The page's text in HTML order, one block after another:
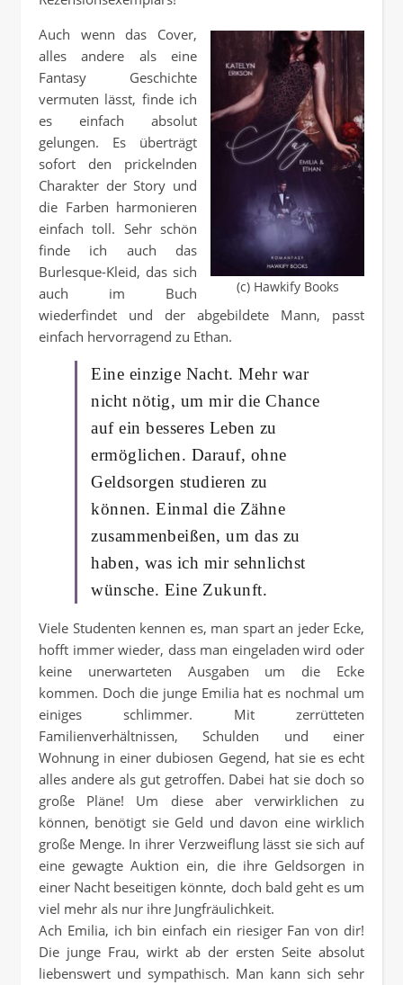
(c) Hawkify Books
Auch wenn das Cover,
alles andere als eine
Fantasy Geschichte
vermuten lässt, finde ich
es einfach absolut
gelungen. Es überträgt
sofort den prickelnden
Charakter der Story und
die Farben harmonieren
einfach toll. Sehr schön
finde ich auch das
Burlesque-Kleid, das sich
auch im Buch
wiederfindet und der abgebildete Mann, passt
einfach hervorragend zu Ethan.
Eine einzige Nacht. Mehr war
nicht nötig, um mir die Chance
auf ein besseres Leben zu
ermöglichen. Darauf, ohne
Geldsorgen studieren zu
können. Einmal die Zähne
zusammenbeißen, um das zu
haben, was ich mir sehnlichst
wünsche. Eine Zukunft.
Viele Studenten kennen es, man spart an jeder Ecke,
hofft immer wieder, dass man eingeladen wird oder
keine unerwarteten Ausgaben um die Ecke
kommen. Doch die junge Emilia hat es nochmal um
einiges schlimmer. Mit zerrütteten
Familienverhältnissen, Schulden und einer
Wohnung in einer dubiosen Gegend, hat sie es echt
alles andere als gut getroffen. Dabei hat sie doch so
große Pläne! Um diese aber verwirklichen zu
können, benötigt sie Geld und davon eine wirklich
große Menge. In ihrer Verzweiflung lässt sie sich auf
eine gewagte Auktion ein, die ihre Geldsorgen in
einer Nacht beseitigen könnte, doch bald geht es um
viel mehr als nur ihre Jungfräulichkeit.
Ach Emilia, ich bin einfach ein riesiger Fan von dir!
Die junge Frau, wirkt ab der ersten Seite absolut
liebenswert und sympathisch. Man kann sich sehr